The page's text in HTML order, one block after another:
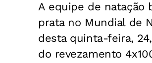
A equipe de natação
prata no Mundial de
desta quinta-feira,
do revezamento